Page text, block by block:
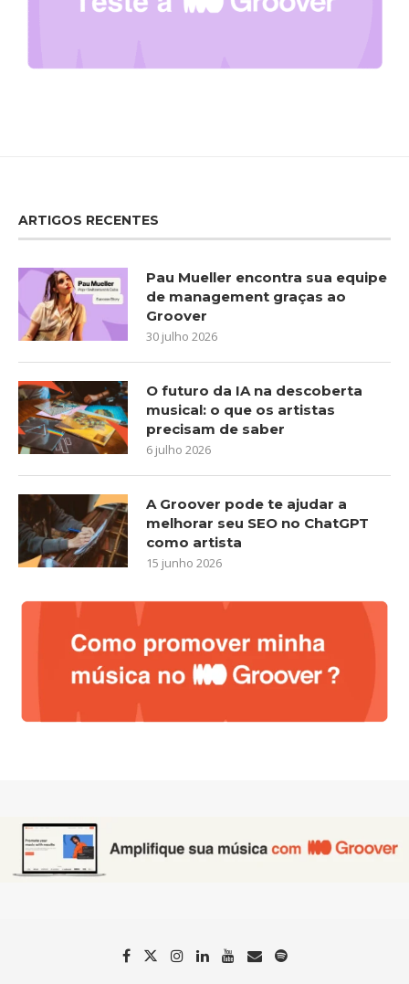
ARTIGOS RECENTES
Pau Mueller encontra sua equipe
de management graças ao
Groover
30 julho 2026
O futuro da IA na descoberta
musical: o que os artistas
precisam de saber
6 julho 2026
A Groover pode te ajudar a
melhorar seu SEO no ChatGPT
como artista
15 junho 2026